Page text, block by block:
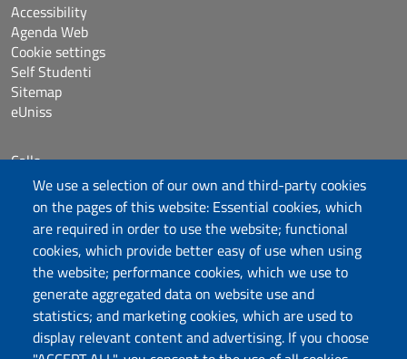
We use a selection of our own and third-party cookies
on the pages of this website: Essential cookies, which
are required in order to use the website; functional
cookies, which provide better easy of use when using
the website; performance cookies, which we use to
generate aggregated data on website use and
statistics; and marketing cookies, which are used to
display relevant content and advertising. If you choose
Università degli Studi di Sassari
Accessibility
Agenda Web
Cookie settings
Self Studenti
Sitemap
eUniss
Calls
Dichiarazione di accessibilità
Posta elettronica @uniss.it
Protocollo
Follow us